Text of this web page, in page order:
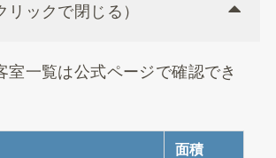
リックで閉じる）
室一覧は公式ページで確認でき
面積